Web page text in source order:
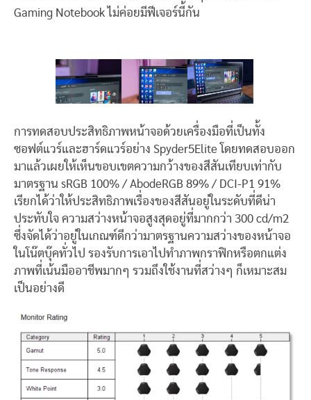
Gaming Notebook ไม่ค่อยมีฟีเจอร์นี้กัน
การทดสอบประสิทธิภาพหน้าจอด้วยเครื่องมือที่เป็นทั้ง
ซอฟต์แวร์และฮาร์ดแวร์อย่าง Spyder5Elite โดยทดสอบออก
มาแล้วเผยให้เห็นขอบเขตความกว้างของสีสันเทียบเท่ากับ
มาตรฐาน sRGB 100% / AbodeRGB 89% / DCI-P1 91%
เรียกได้ว่าให้ประสิทธิภาพเรื่องของสีสันอยู่ในระดับที่ดีน่า
ประทับใจ ความสว่างหน้าจอสูงสุดอยู่ที่มากกว่า 300 cd/m2
ซึ่งจัดได้ว่าอยู่ในเกณฑ์ดีกว่ามาตรฐานความสว่างของหน้าจอ
ในโน๊ตบุ๊คทั่วไป รองรับการเอาไปทำภาพกราฟิกหรือตกแต่ง
ภาพที่เน้นมืออาชีพมากๆ รวมถึงใช้งานที่สว่างๆ ก็เหมาะสม
เป็นอย่างดี